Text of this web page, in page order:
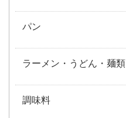
パン
ラーメン・うどん・麺類
調味料